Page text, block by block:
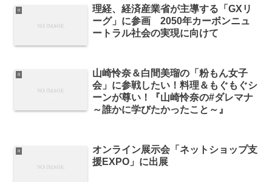
it
理経、経済産業省が主導する「GXリ
ーグ」に参画 2050年カーボンニュ
ートラル社会の実現に向けて
it
山崎怜奈＆白間美瑠の「粉もん女子
会」に参戦したい！料理＆もぐもぐシ
ーンが尊い！『⼭崎怜奈の#ダレマナ
～誰かに学びたかったこと～』
it
オンライン展示会「ネットショップ支
援EXPO」に出展